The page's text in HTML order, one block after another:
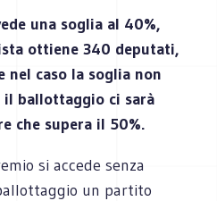
una soglia al 40%,
ottiene 340 deputati,
caso la soglia non
il ballottaggio ci sarà
che supera il 50%.
si accede senza
un partito